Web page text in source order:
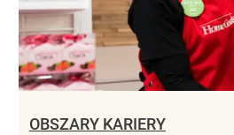
OBSZARY KARIERY